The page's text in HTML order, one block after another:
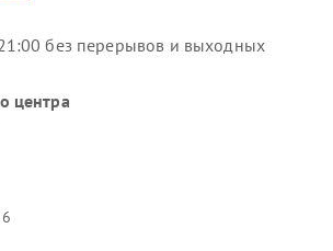
без перерывов и выходных
центра